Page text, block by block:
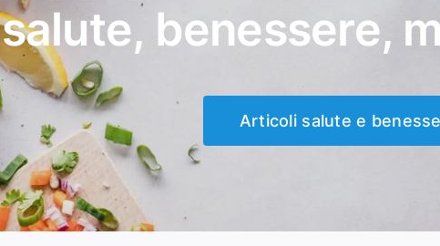
salute, benessere,
Articoli salute e